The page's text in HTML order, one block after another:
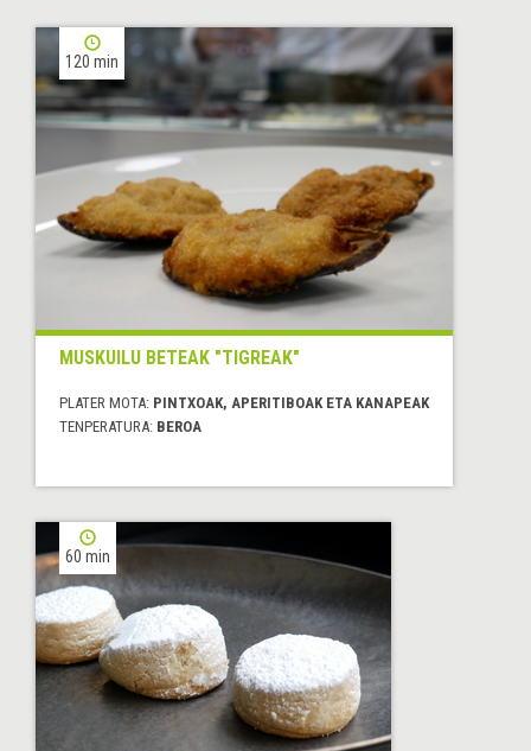
120 min
MUSKUILU BETEAK "TIGREAK"
PLATER MOTA: PINTXOAK, APERITIBOAK ETA KANAPEAK
TENPERATURA: BEROA
60 min